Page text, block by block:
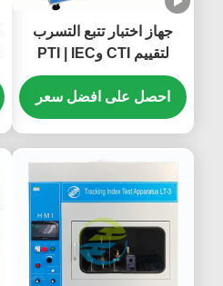
جهاز اختبار تتبع التسرب
لتقييم CTI وPTI | IEC
60112 معدات اختبار القابلية
للاشتعال للمواد العازلة
احصل على افضل سعر